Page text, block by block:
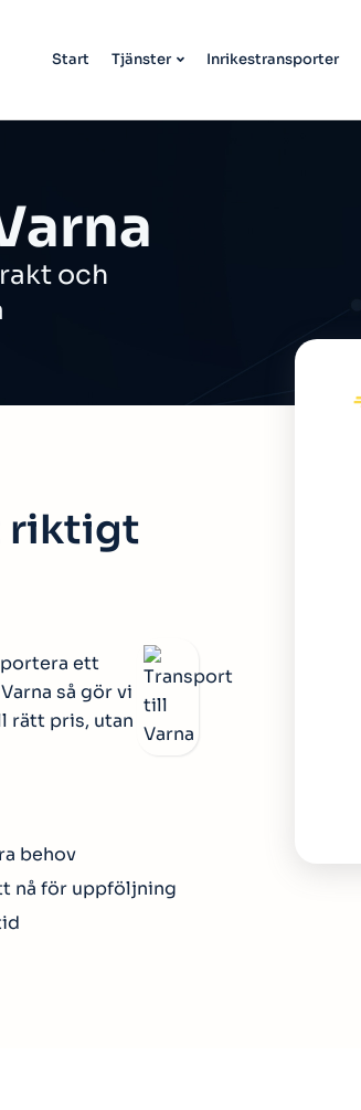
Start Tjänster Inrikestransporter
och
riktigt
ett
så gör vi
rätt pris, utan
behov
nå för uppföljning